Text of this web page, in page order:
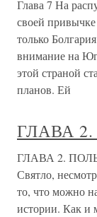
Глава 7 На
своей привычке
только
внимание на
этой страной
планов. Ей
ГЛАВА
ГЛАВА 2.
Святло,
то, что можно
истории. Как и